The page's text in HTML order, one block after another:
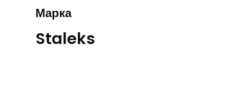
Марка
Staleks